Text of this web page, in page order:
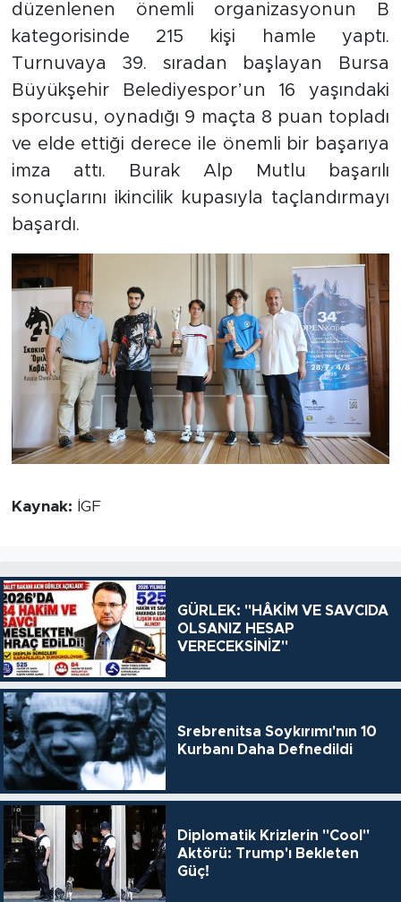
düzenlenen önemli organizasyonun B
kategorisinde 215 kişi hamle yaptı.
Turnuvaya 39. sıradan başlayan Bursa
Büyükşehir Belediyespor’un 16 yaşındaki
sporcusu, oynadığı 9 maçta 8 puan topladı
ve elde ettiği derece ile önemli bir başarıya
imza attı. Burak Alp Mutlu başarılı
sonuçlarını ikincilik kupasıyla taçlandırmayı
başardı.
Kaynak: İGF
GÜRLEK: "HÂKİM VE SAVCIDA
OLSANIZ HESAP
VERECEKSİNİZ"
Srebrenitsa Soykırımı'nın 10
Kurbanı Daha Defnedildi
Diplomatik Krizlerin "Cool"
Aktörü: Trump'ı Bekleten
Güç!